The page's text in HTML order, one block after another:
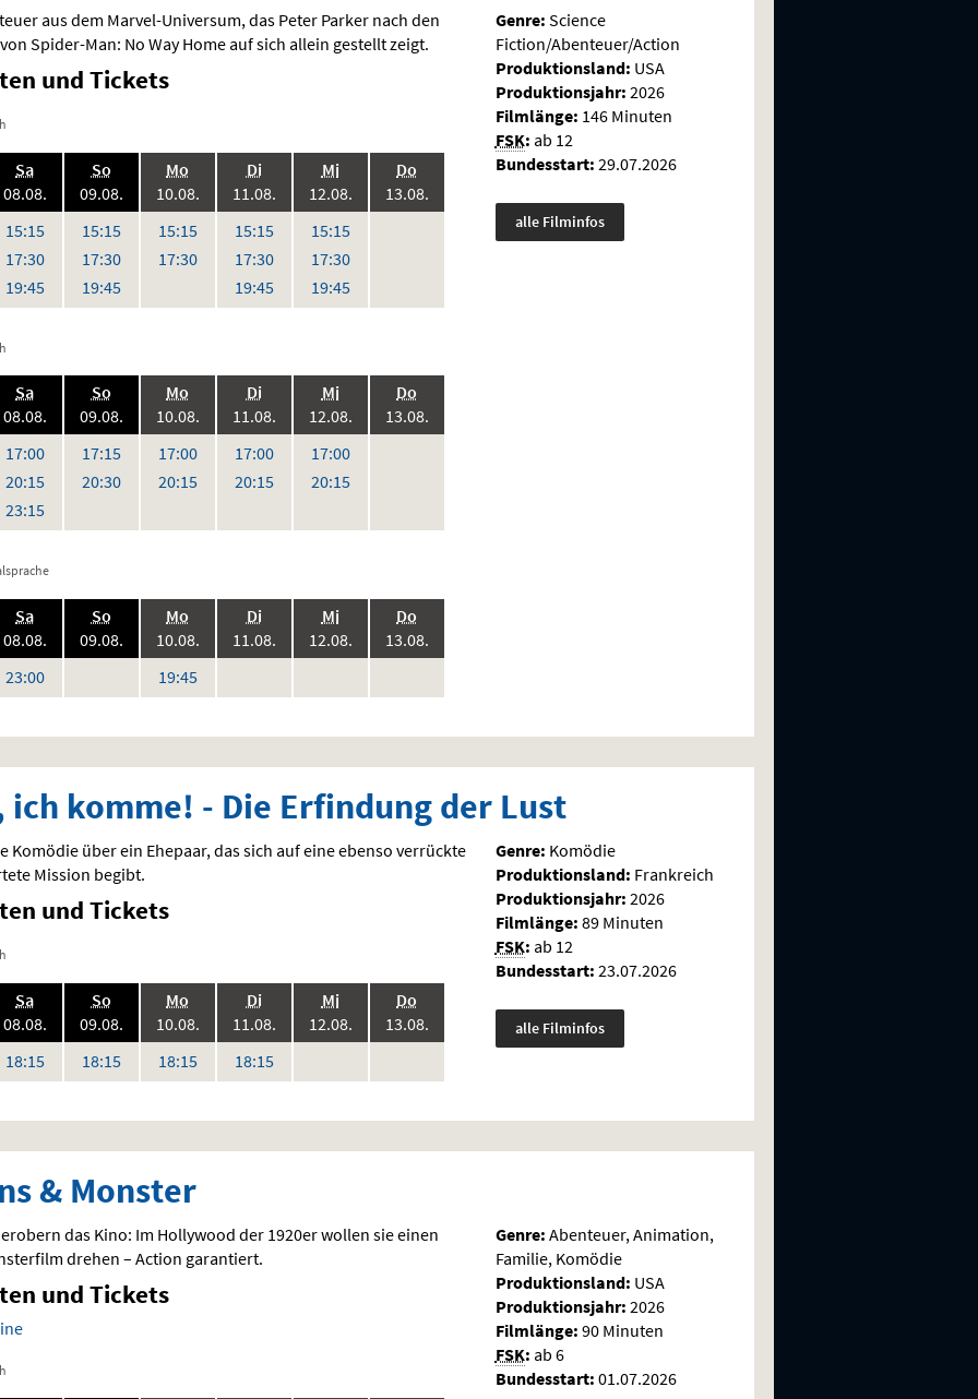
aus dem Marvel-Universum, das Peter Parker nach den
Spider-Man: No Way Home auf sich allein gestellt zeigt.
und Tickets
Sa.,
08.08. 2026:
15:15Uhr
17:30Uhr
19:45Uhr
So.,
09.08. 2026:
15:15Uhr
17:30Uhr
19:45Uhr
Mo
10.08. 2026:
15:15Uhr
17:30Uhr
Di.,
11.08. 2026:
15:15Uhr
17:30Uhr
19:45Uhr
Mi.,
12.08. 2026:
15:15Uhr
17:30Uhr
19:45Uhr
Do
13.08.
Sa.,
08.08.2026:
17:00Uhr
20:15Uhr
23:15Uhr
So.,
09.08.2026:
17:15Uhr
20:30Uhr
Mo
10.08.2026:
17:00Uhr
20:15Uhr
Di.,
11.08.2026:
17:00Uhr
20:15Uhr
Mi.,
12.08.2026:
17:00Uhr
20:15Uhr
Do
13.08.2026:
Sa.,
08.08.2026:
23:00Uhr
So.,
09.08.2026:
Vorstellungen
Mo
10.08.2026:
19:45Uhr
Di.,
11.08.2026:
Vorstellungen
Mi.,
12.08.2026:
Vorstellungen
Do
13.08.2026:
Vorstellungen
Genre: Science
Fiction/Abenteuer/Action
Produktionsland: USA
Produktionsjahr: 2026
Filmlänge: 146 Minuten
FSK: ab 12
Bundesstart: 29.07.2026
alle Filminfos
ich komme! - Die Erfindung der Lust
Komödie über ein Ehepaar, das sich auf eine ebenso verrückte
Mission begibt.
und Tickets
Sa.,
08.08. 2026:
18:15Uhr
So.,
09.08. 2026:
18:15Uhr
Mo
10.08. 2026:
18:15Uhr
Di.,
11.08. 2026:
18:15Uhr
Mi.,
12.08. 2026:
Vorstellungen
Do
13.08.
Vorstellungen
Genre: Komödie
Produktionsland: Frankreich
Produktionsjahr: 2026
Filmlänge: 89 Minuten
FSK: ab 12
Bundesstart: 23.07.2026
alle Filminfos
& Monster
das Kino: Im Hollywood der 1920er wollen sie einen
drehen – Action garantiert.
und Tickets
Genre: Abenteuer, Animation,
Familie, Komödie
Produktionsland: USA
Produktionsjahr: 2026
Filmlänge: 90 Minuten
FSK: ab 6
Bundesstart: 01.07.2026